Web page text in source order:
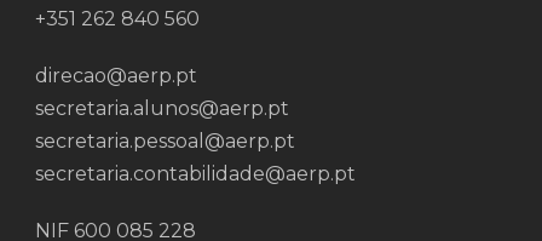
+351 262 840 560
direcao@aerp.pt
secretaria.alunos@aerp.pt
secretaria.pessoal@aerp.pt
secretaria.contabilidade@aerp.pt
NIF 600 085 228